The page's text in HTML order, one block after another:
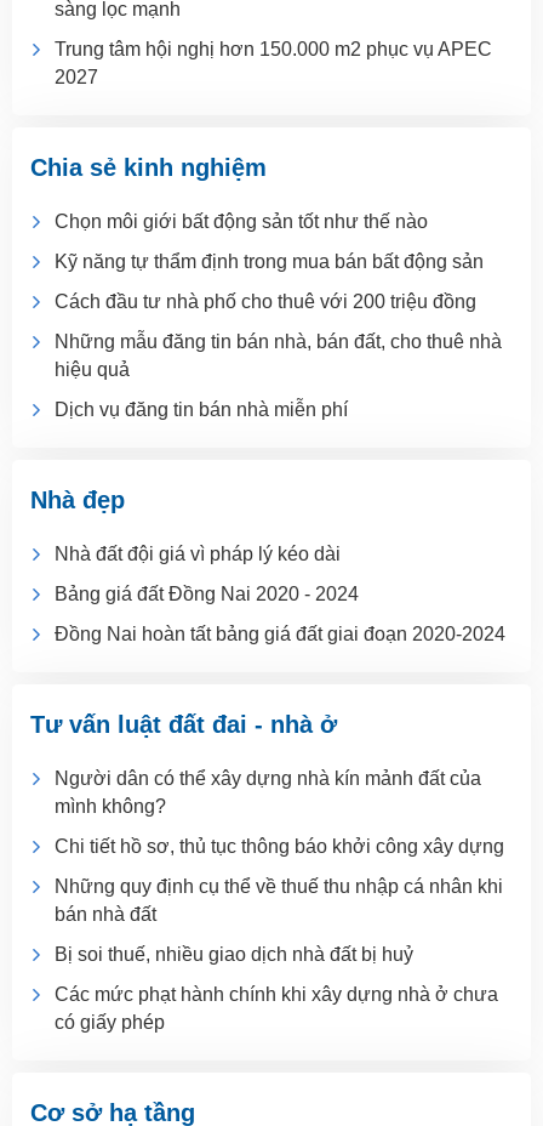
sàng lọc mạnh
Trung tâm hội nghị hơn 150.000 m2 phục vụ APEC
2027
Chia sẻ kinh nghiệm
Chọn môi giới bất động sản tốt như thế nào
Kỹ năng tự thẩm định trong mua bán bất động sản
Cách đầu tư nhà phố cho thuê với 200 triệu đồng
Những mẫu đăng tin bán nhà, bán đất, cho thuê nhà
hiệu quả
Dịch vụ đăng tin bán nhà miễn phí
Nhà đẹp
Nhà đất đội giá vì pháp lý kéo dài
Bảng giá đất Đồng Nai 2020 - 2024
Đồng Nai hoàn tất bảng giá đất giai đoạn 2020-2024
Tư vấn luật đất đai - nhà ở
Người dân có thể xây dựng nhà kín mảnh đất của
mình không?
Chi tiết hồ sơ, thủ tục thông báo khởi công xây dựng
Những quy định cụ thể về thuế thu nhập cá nhân khi
bán nhà đất
Bị soi thuế, nhiều giao dịch nhà đất bị huỷ
Các mức phạt hành chính khi xây dựng nhà ở chưa
có giấy phép
Cơ sở hạ tầng